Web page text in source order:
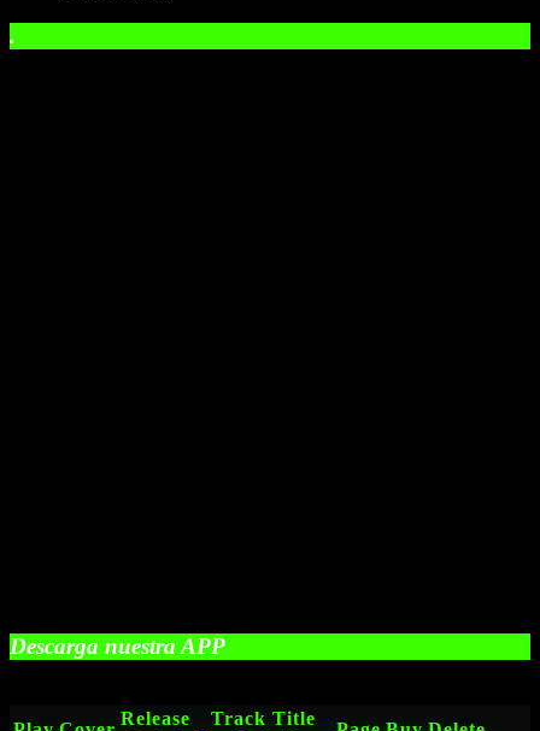
.
Descarga nuestra APP
Release
Track Title